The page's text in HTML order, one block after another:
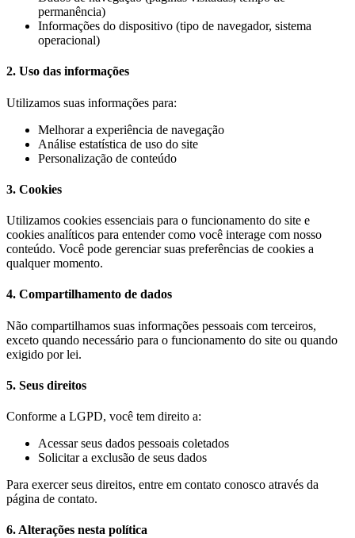
permanência)
Informações do dispositivo (tipo de navegador, sistema
operacional)
2. Uso das informações
Utilizamos suas informações para:
Melhorar a experiência de navegação
Análise estatística de uso do site
Personalização de conteúdo
3. Cookies
Utilizamos cookies essenciais para o funcionamento do site e
cookies analíticos para entender como você interage com nosso
conteúdo. Você pode gerenciar suas preferências de cookies a
qualquer momento.
4. Compartilhamento de dados
Não compartilhamos suas informações pessoais com terceiros,
exceto quando necessário para o funcionamento do site ou quando
exigido por lei.
5. Seus direitos
Conforme a LGPD, você tem direito a:
Acessar seus dados pessoais coletados
Solicitar a exclusão de seus dados
Para exercer seus direitos, entre em contato conosco através da
página de contato.
6. Alterações nesta política